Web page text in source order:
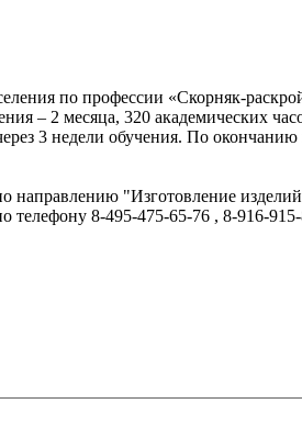
по профессии «Скорняк-
– 2 месяца, 320 академических
3 недели обучения. По окончанию
направлению "Изготовление
телефону 8-495-475-65-76 , 8-916-